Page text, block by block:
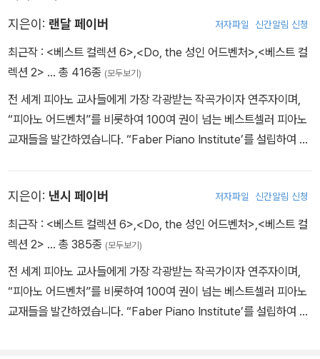
지은이: 랜달 페이버 저자파일 신간알림 신청
최근작 : <베스트 컬렉션 6>,<Do, the 성인 어드벤처>,<베스트 컬
렉션 2> … 총 416종 (모두보기)
전 세계 피아노 교사들에게 가장 각광받는 작곡가이자 연주자이며,
“피아노 어드벤처”를 비롯하여 100여 권이 넘는 베스트셀러 피아노
교재들을 발간하였습니다. “Faber Piano Institute’를 설립하여 이
이닝을 이끌고 있습니다.
지은이: 낸시 페이버 저자파일 신간알림 신청
최근작 : <베스트 컬렉션 6>,<Do, the 성인 어드벤처>,<베스트 컬
렉션 2> … 총 385종 (모두보기)
전 세계 피아노 교사들에게 가장 각광받는 작곡가이자 연주자이며,
“피아노 어드벤처”를 비롯하여 100여 권이 넘는 베스트셀러 피아노
교재들을 발간하였습니다. “Faber Piano Institute’를 설립하여 이